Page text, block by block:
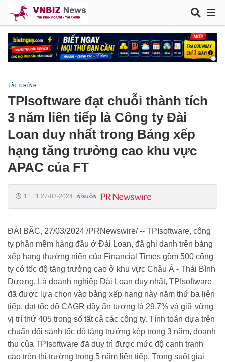
TÀI CHÍNH
TPIsoftware đạt chuỗi thành tích
3 năm liên tiếp là Công ty Đài
Loan duy nhất trong Bảng xếp
hạng tăng trưởng cao khu vực
APAC của FT
11:11 27-03-2024 NGUỒN :
ĐÀI BẮC, 27/03/2024 /PRNewswire/ -- TPIsoftware, công
ty phần mềm hàng đầu ở Đài Loan, đã ghi danh trên bảng
xếp hạng thường niên của Financial Times gồm 500 công
ty có tốc độ tăng trưởng cao ở khu vực Châu Á - Thái Bình
Dương. Là doanh nghiệp Đài Loan duy nhất, TPIsoftware
đã được lựa chọn vào bảng xếp hạng này năm thứ ba liên
tiếp, đạt tốc độ CAGR đầy ấn tượng là 29,7% và giữ vững
vị trí thứ 405 trong số tất cả các công ty. Tính toán dựa trên
chuẩn đối sánh tốc độ tăng trưởng kép trong 3 năm, doanh
thu của TPIsoftware đã duy trì được mức độ cạnh tranh
cao trên thị trường trong 5 năm liên tiếp. Trong suốt giai